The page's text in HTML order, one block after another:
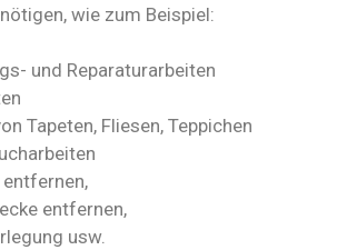
wie zum Beispiel:
und Reparaturarbeiten
Tapeten, Fliesen, Teppichen
entfernen,
usw.